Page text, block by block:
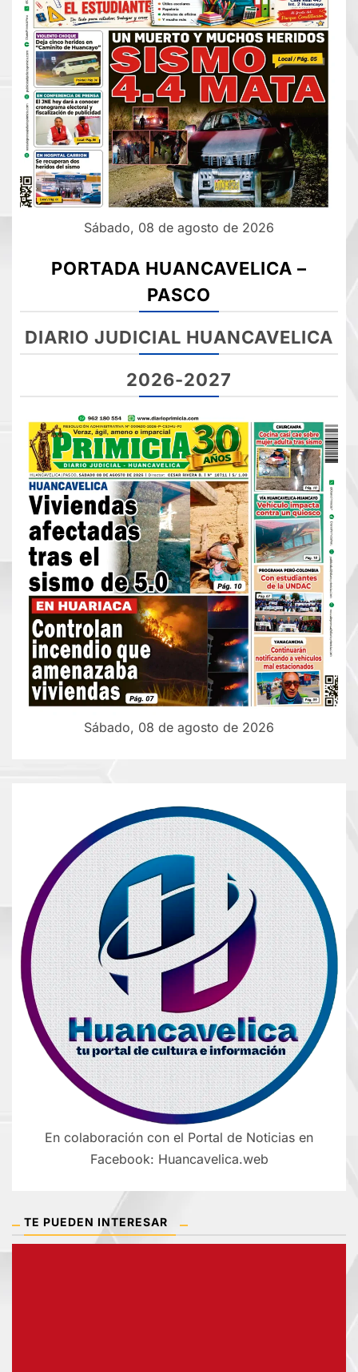
Sábado, 08 de agosto de 2026
PORTADA HUANCAVELICA –
PASCO
DIARIO JUDICIAL HUANCAVELICA
2026-2027
Sábado, 08 de agosto de 2026
En colaboración con el Portal de Noticias en
Facebook: Huancavelica.web
TE PUEDEN INTERESAR